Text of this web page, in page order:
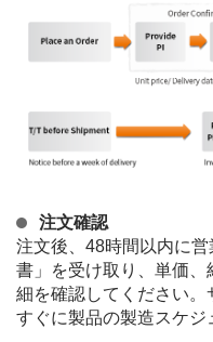
注文確認
注文後、48時間以内に
書」を受け取り、単価
細を確認してください。
すぐに製品の製造スケジ